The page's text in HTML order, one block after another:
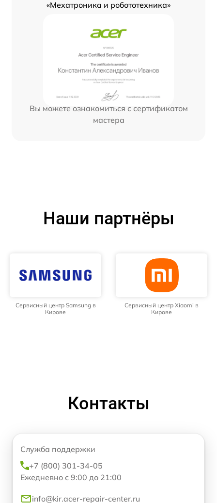
«Мехатроника и робототехника»
Вы можете ознакомиться с сертификатом
мастера
Наши партнёры
Сервисный центр Samsung в
Кирове
Сервисный центр Xiaomi в
Кирове
Контакты
Служба поддержки
+7 (800) 301-34-05
Ежедневно с 9:00 до 21:00
info@kir.acer-repair-center.ru